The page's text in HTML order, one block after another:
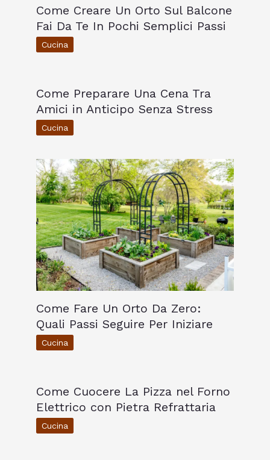
Come Creare Un Orto Sul Balcone
Fai Da Te In Pochi Semplici Passi
Cucina
Come Preparare Una Cena Tra
Amici in Anticipo Senza Stress
Cucina
Come Fare Un Orto Da Zero:
Quali Passi Seguire Per Iniziare
Cucina
Come Cuocere La Pizza nel Forno
Elettrico con Pietra Refrattaria
Cucina